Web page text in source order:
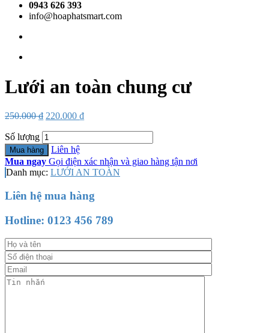
0943 626 393
info@hoaphatsmart.com
Lưới an toàn chung cư
250.000₫ 220.000 ₫
Số lượng
Mua hàng
Liên hệ
Mua ngay Gọi điện xác nhận và giao hàng tận nơi
Danh mục: LƯỚI AN TOÀN
Liên hệ mua hàng
Hotline: 0123 456 789